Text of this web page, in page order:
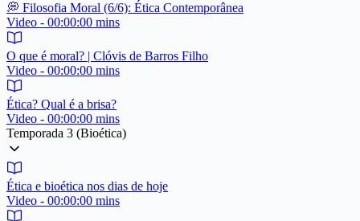
💭️ Filosofia Moral (6/6): Ética Contemporânea
Video - 00:00:00 mins
O que é moral? | Clóvis de Barros Filho
Video - 00:00:00 mins
Ética? Qual é a brisa?
Video - 00:00:00 mins
Temporada 3 (Bioética)
Ética e bioética nos dias de hoje
Video - 00:00:00 mins